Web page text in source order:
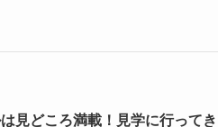
見どころ満載！見学に行ってき